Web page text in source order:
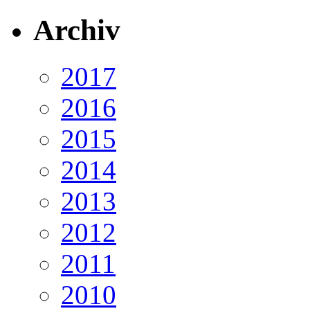
Archiv
2017
2016
2015
2014
2013
2012
2011
2010